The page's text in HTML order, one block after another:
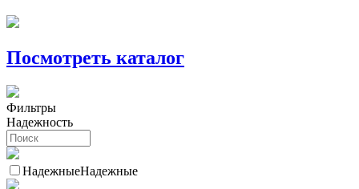
Посмотреть каталог
Фильтры
Надежность
НадежныеНадежные